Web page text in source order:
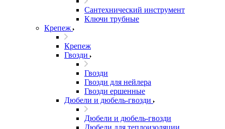
Сантехнический инструмент
Ключи трубные
Крепеж
Крепеж
Гвозди
Гвозди
Гвозди для нейлера
Гвозди ершенные
Дюбели и дюбель-гвозди
Дюбели и дюбель-гвозди
Дюбели для теплоизоляции